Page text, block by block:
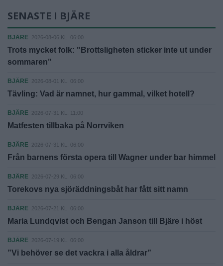
SENASTE I BJÄRE
BJÄRE 2026-08-06 KL. 06:00
Trots mycket folk: "Brottsligheten sticker inte ut under
sommaren"
BJÄRE 2026-08-01 KL. 06:00
Tävling: Vad är namnet, hur gammal, vilket hotell?
BJÄRE 2026-07-31 KL. 11:00
Matfesten tillbaka på Norrviken
BJÄRE 2026-07-31 KL. 06:00
Från barnens första opera till Wagner under bar himmel
BJÄRE 2026-07-29 KL. 06:00
Torekovs nya sjöräddningsbåt har fått sitt namn
BJÄRE 2026-07-21 KL. 06:00
Maria Lundqvist och Bengan Janson till Bjäre i höst
BJÄRE 2026-07-19 KL. 06:00
”Vi behöver se det vackra i alla åldrar”